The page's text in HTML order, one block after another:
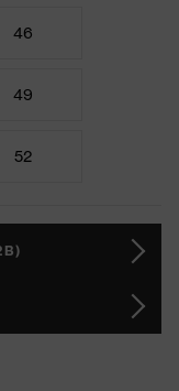
46
49
52